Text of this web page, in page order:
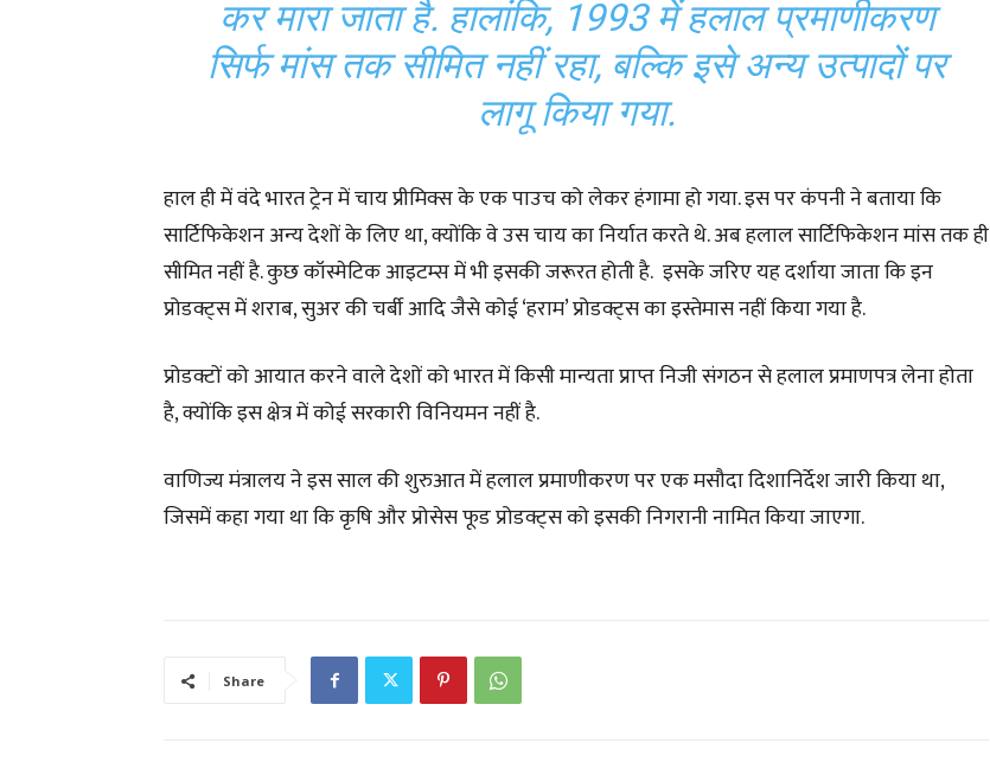
कर मारा जाता है. हालांकि, 1993 में हलाल प्रमाणीकरण
सिर्फ मांस तक सीमित नहीं रहा, बल्कि इसे अन्य उत्पादों पर
लागू किया गया.
हाल ही में वंदे भारत ट्रेन में चाय प्रीमिक्स के एक पाउच को लेकर हंगामा हो गया. इस पर कंपनी ने बताया कि
सार्टिफिकेशन अन्य देशों के लिए था, क्योंकि वे उस चाय का निर्यात करते थे. अब हलाल सार्टिफिकेशन मांस तक ही
सीमित नहीं है. कुछ कॉस्मेटिक आइटम्स में भी इसकी जरूरत होती है. इसके जरिए यह दर्शाया जाता कि इन
प्रोडक्ट्स में शराब, सुअर की चर्बी आदि जैसे कोई ‘हराम’ प्रोडक्ट्स का इस्तेमास नहीं किया गया है.
प्रोडक्टों को आयात करने वाले देशों को भारत में किसी मान्यता प्राप्त निजी संगठन से हलाल प्रमाणपत्र लेना होता
है, क्योंकि इस क्षेत्र में कोई सरकारी विनियमन नहीं है.
वाणिज्य मंत्रालय ने इस साल की शुरुआत में हलाल प्रमाणीकरण पर एक मसौदा दिशानिर्देश जारी किया था,
जिसमें कहा गया था कि कृषि और प्रोसेस फूड प्रोडक्ट्स को इसकी निगरानी नामित किया जाएगा.
Share